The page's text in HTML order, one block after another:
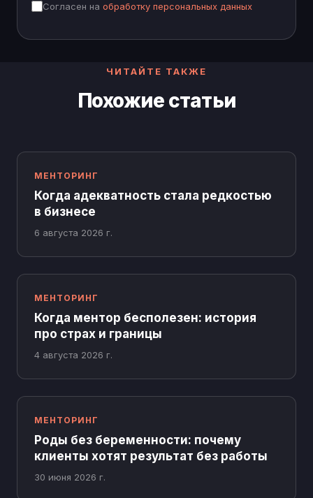
Согласен на обработку персональных данных
ЧИТАЙТЕ ТАКЖЕ
Похожие статьи
МЕНТОРИНГ
Когда адекватность стала редкостью
в бизнесе
6 августа 2026 г.
МЕНТОРИНГ
Когда ментор бесполезен: история
про страх и границы
4 августа 2026 г.
МЕНТОРИНГ
Роды без беременности: почему
клиенты хотят результат без работы
30 июня 2026 г.